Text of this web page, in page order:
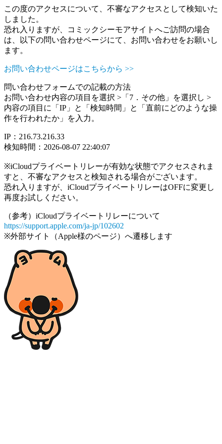
この度のアクセスについて、不審なアクセスとして検知いた
しました。
恐れ入りますが、コミックシーモアサイトへご訪問の場合
は、以下の問い合わせページにて、お問い合わせをお願いし
ます。
お問い合わせページはこちらから >>
問い合わせフォームでの記載の方法
お問い合わせ内容の項目を選択 >「7．その他」を選択し >
内容の項目に「IP」と「検知時間」と「直前にどのような操
作を行われたか」を入力。
IP：216.73.216.33
検知時間：2026-08-07 22:40:07
※iCloudプライベートリレーが有効な状態でアクセスされま
すと、不審なアクセスと検知される場合がございます。
恐れ入りますが、iCloudプライベートリレーはOFFに変更し
再度お試しください。
（参考）iCloudプライベートリレーについて
https://support.apple.com/ja-jp/102602
※外部サイト（Apple様のページ）へ遷移します